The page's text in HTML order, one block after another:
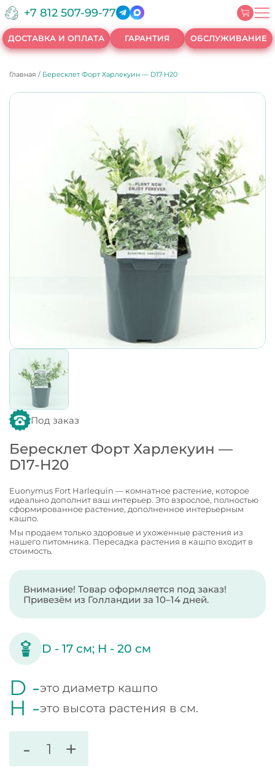
+7 812 507-99-77
ДОСТАВКА И ОПЛАТА ГАРАНТИЯ ОБСЛУЖИВАНИЕ
Главная / Бересклет Форт Харлекуин — D17-H20
Под заказ
Бересклет Форт Харлекуин —
D17-H20
Euonymus Fort Harlequin — комнатное растение, которое
идеально дополнит ваш интерьер. Это взрослое, полностью
сформированное растение, дополненное интерьерным
кашпо.
Мы продаем только здоровые и ухоженные растения из
нашего питомника. Пересадка растения в кашпо входит в
стоимость.
Внимание! Товар оформляется под заказ!
Привезём из Голландии за 10–14 дней.
D -17 см; H -20 см
D -это диаметр кашпо
H -это высота растения в см.
- +